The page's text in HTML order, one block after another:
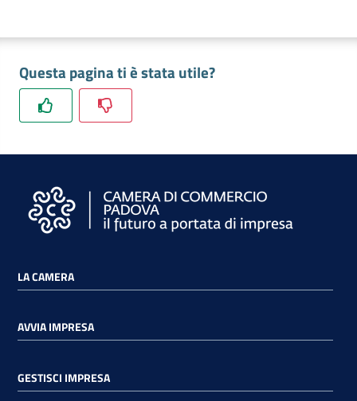
Promuovere
Impresa
e
territorio
Impresa
Consumatore
Impresa
La
Camera
Questa pagina ti è stata utile?
LA CAMERA
AVVIA IMPRESA
GESTISCI IMPRESA